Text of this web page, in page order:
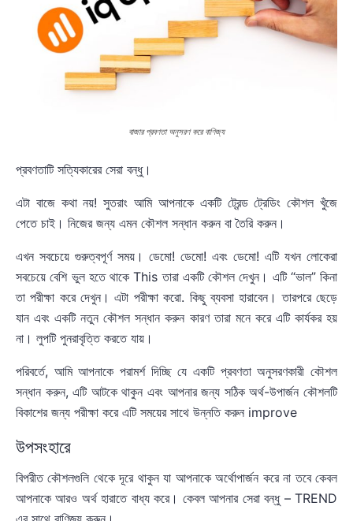
বাজার প্রবণতা অনুসরণ করে বাণিজ্য
প্রবণতাটি সত্যিকারের সেরা বন্ধু।
এটা বাজে কথা নয়! সুতরাং আমি আপনাকে একটি ট্রেন্ড ট্রেডিং কৌশল খুঁজে
পেতে চাই। নিজের জন্য এমন কৌশল সন্ধান করুন বা তৈরি করুন।
এখন সবচেয়ে গুরুত্বপূর্ণ সময়। ডেমো! ডেমো! এবং ডেমো! এটি যখন লোকেরা
সবচেয়ে বেশি ভুল হতে থাকে This তারা একটি কৌশল দেখুন। এটি “ভাল” কিনা
তা পরীক্ষা করে দেখুন। এটা পরীক্ষা করো. কিছু ব্যবসা হারাবেন। তারপরে ছেড়ে
যান এবং একটি নতুন কৌশল সন্ধান করুন কারণ তারা মনে করে এটি কার্যকর হয়
না। লুপটি পুনরাবৃত্তি করতে যায়।
পরিবর্তে, আমি আপনাকে পরামর্শ দিচ্ছি যে একটি প্রবণতা অনুসরণকারী কৌশল
সন্ধান করুন, এটি আটকে থাকুন এবং আপনার জন্য সঠিক অর্থ-উপার্জন কৌশলটি
বিকাশের জন্য পরীক্ষা করে এটি সময়ের সাথে উন্নতি করুন improve
উপসংহারে
বিপরীত কৌশলগুলি থেকে দূরে থাকুন যা আপনাকে অর্থোপার্জন করে না তবে কেবল
আপনাকে আরও অর্থ হারাতে বাধ্য করে। কেবল আপনার সেরা বন্ধু – TREND